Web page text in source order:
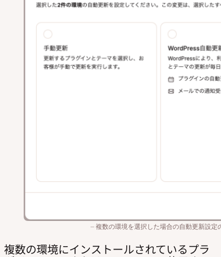
複数の環境を選択した場合の自動更新設定
複数の環境にインストールされているプラ